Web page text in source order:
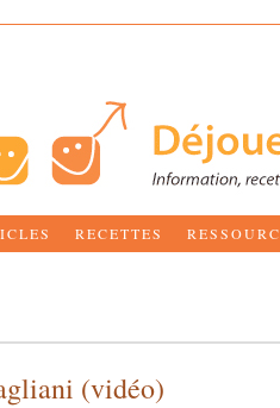
RECETTES
(vidéo)